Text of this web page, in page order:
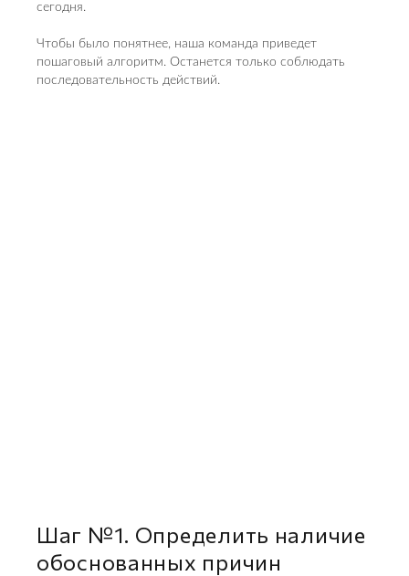
сегодня.
Чтобы было понятнее, наша команда приведет
пошаговый алгоритм. Останется только соблюдать
последовательность действий.
Шаг №1. Определить наличие
обоснованных причин